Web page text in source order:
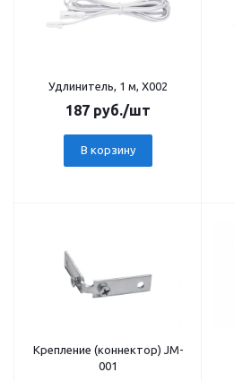
Удлинитель, 1 м, X002
187 руб./шт
В корзину
Крепление (коннектор) JM-
001